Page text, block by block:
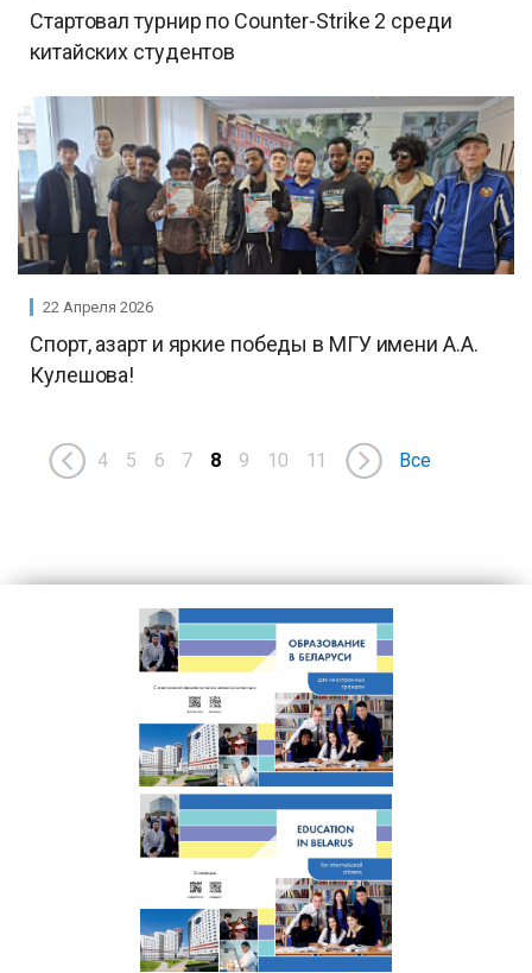
Стартовал турнир по Counter-Strike 2 среди
китайских студентов
22 Апреля 2026
Спорт, азарт и яркие победы в МГУ имени А.А.
Кулешова!
4 5 6 7 8 9 10 11 Все